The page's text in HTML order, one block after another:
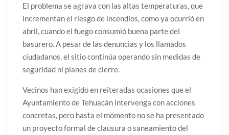
El problema se agrava con las altas temperaturas, que
incrementan el riesgo de incendios, como ya ocurrió en
abril, cuando el fuego consumió buena parte del
basurero. A pesar de las denuncias y los llamados
ciudadanos, el sitio continúa operando sin medidas de
seguridad ni planes de cierre.
Vecinos han exigido en reiteradas ocasiones que el
Ayuntamiento de Tehuacán intervenga con acciones
concretas, pero hasta el momento no se ha presentado
un proyecto formal de clausura o saneamiento del